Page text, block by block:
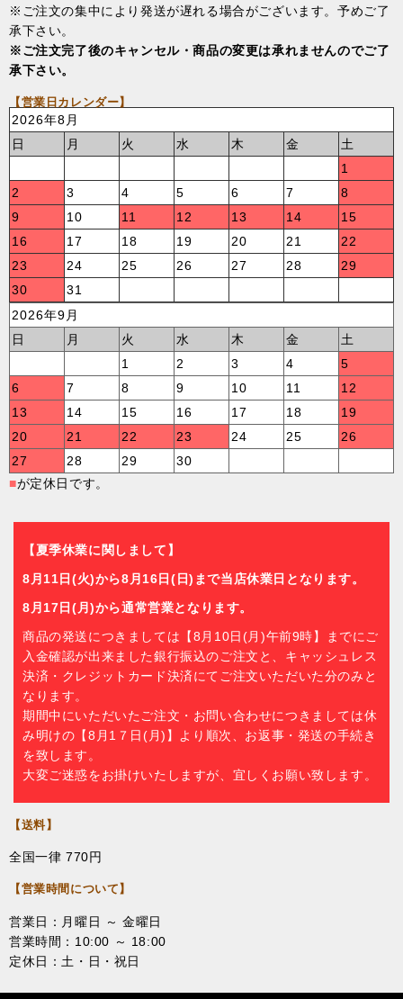
※ご注文の集中により発送が遅れる場合がございます。予めご了
承下さい。
※ご注文完了後のキャンセル・商品の変更は承れませんのでご了
承下さい。
【営業日カレンダー】
2026年8月
日
月 火 水 木 金
土
1
2
3 4 5 6 7
8
9
10 11 12 13 14
15
16
17 18 19 20 21
22
23
24 25 26 27 28
29
30
31
2026年9月
日
月 火 水 木 金
土
1
2 3 4
5
6
7 8 9 10 11
12
13
14 15 16 17 18
19
20
21 22 23 24 25
26
27
28 29
30
■が定休日です。
【夏季休業に関しまして】
8月11日(火)から8月16日(日)まで当店休業日となります。
8月17日(月)から通常営業となります。
商品の発送につきましては【8月10日(月)午前9時】までにご
入金確認が出来ました銀行振込のご注文と、キャッシュレス
決済・クレジットカード決済にてご注文いただいた分のみと
なります。
期間中にいただいたご注文・お問い合わせにつきましては休
み明けの【8月1７日(月)】より順次、お返事・発送の手続き
を致します。
大変ご迷惑をお掛けいたしますが、宜しくお願い致します。
【送料】
全国一律 770円
【営業時間について】
営業日：月曜日 ～ 金曜日
営業時間：10:00 ～ 18:00
定休日：土・日・祝日